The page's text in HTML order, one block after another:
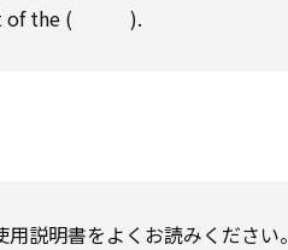
of the ( ).
説明書をよくお読みください。